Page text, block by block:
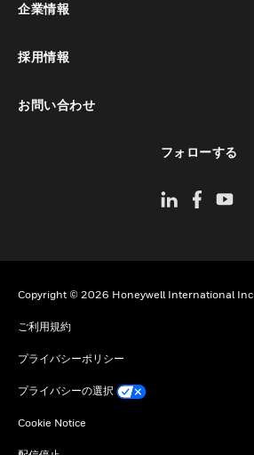
企業情報
採用情報
お問い合わせ
フォローする
Copyright © 2026 Honeywell International Inc
ご利用規約
プライバシーポリシー
プライバシーの選択
Cookie Notice